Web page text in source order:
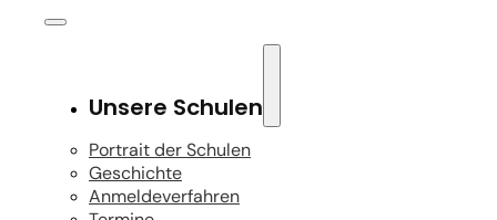
Unsere Schulen
Portrait der Schulen
Geschichte
Anmeldeverfahren